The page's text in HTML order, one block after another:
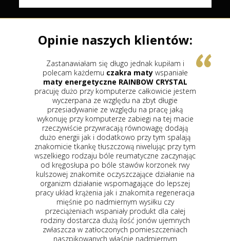
Opinie naszych klientów:
Zastanawiałam się długo jednak kupiłam i
polecam każdemu czakra matywspaniałe
maty energetyczne RAINBOW CRYSTAL
pracuję dużo przy komputerze całkowicie jestem
wyczerpana ze względu na zbyt długie
przesiadywanie ze względu na pracę jaką
wykonuję przy komputerze zabiegi na tej macie
rzeczywiście przywracają równowagę dodają
dużo energii jak i dodatkowo przy tym spalają
znakomicie tkankę tłuszczową niwelując przy tym
wszelkiego rodzaju bóle reumatyczne zaczynając
od kręgosłupa po bóle stawów korzonek rwy
kulszowej znakomite oczyszczające działanie na
organizm działanie wspomagające do lepszej
pracy układ krążenia jak i znakomita regeneracja
mięśnie po nadmiernym wysiłku czy
przeciążeniach wspaniały produkt dla całej
rodziny dostarcza dużą ilość jonów ujemnych
zwłaszcza w zatłoczonych pomieszczeniach
naszpikowanych właśnie nadmiernym